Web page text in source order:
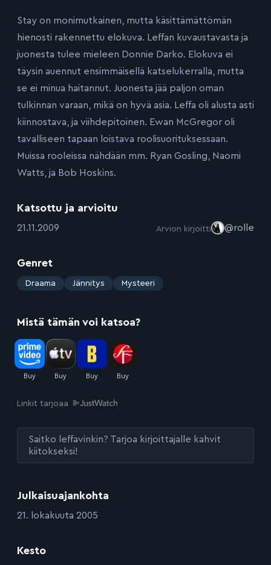
Julkaisuajankohta
:21. lokakuuta 2005
Kesto
Stay on monimutkainen, mutta käsittämättömän
hienosti rakennettu elokuva. Leffan kuvaustavasta ja
juonesta tulee mieleen Donnie Darko. Elokuva ei
täysin auennut ensimmäisellä katselukerralla, mutta
se ei minua haitannut. Juonesta jää paljon oman
tulkinnan varaan, mikä on hyvä asia. Leffa oli alusta asti
kiinnostava, ja viihdepitoinen. Ewan McGregor oli
tavalliseen tapaan loistava roolisuorituksessaan.
Muissa rooleissa nähdään mm. Ryan Gosling, Naomi
Watts, ja Bob Hoskins.
Katsottu ja arvioitu
:21.11.2009 Arvion kirjoitti @rolle
Genret
: Draama Jännitys Mysteeri
Mistä tämän voi katsoa?
Linkit tarjoaa
Saitko leffavinkin? Tarjoa kirjoittajalle kahvit
kiitokseksi!